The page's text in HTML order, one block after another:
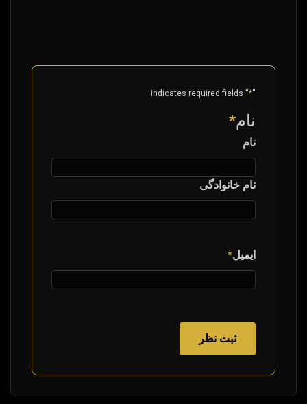
"
*
" indicates required fields
نام*
نام
نام خانوادگی
ایمیل*